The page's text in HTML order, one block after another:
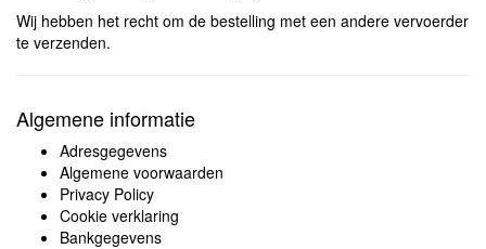
Wij hebben het recht om de bestelling met een andere vervoerder
te verzenden.
Algemene informatie
Adresgegevens
Algemene voorwaarden
Privacy Policy
Cookie verklaring
Bankgegevens